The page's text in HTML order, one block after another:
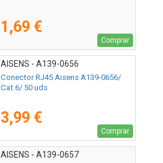
1,69 €
Comprar
AISENS - A139-0656
Conector RJ45 Aisens A139-0656/
Cat.6/ 50 uds
3,99 €
Comprar
AISENS - A139-0657